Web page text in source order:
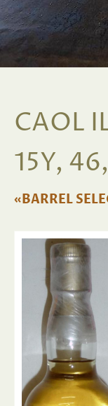
CAOL
15Y,
«BARREL